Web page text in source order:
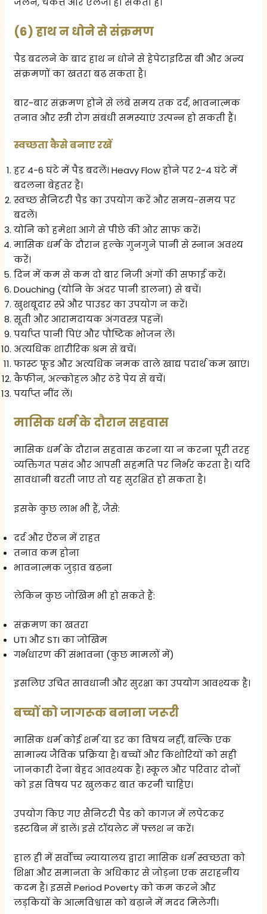
(6) हाथ न धोने से संक्रमण
पैड बदलने के बाद हाथ न धोने से हेपेटाइटिस बी और अन्य
संक्रमणों का खतरा बढ़ सकता है।
बार-बार संक्रमण होने से लंबे समय तक दर्द, भावनात्मक
तनाव और स्त्री रोग संबंधी समस्याएं उत्पन्न हो सकती हैं।
स्वच्छता कैसे बनाए रखें
हर 4-6 घंटे में पैड बदलें। Heavy Flow होने पर 2-4 घंटे में
बदलना बेहतर है।
स्वच्छ सैनिटरी पैड का उपयोग करें और समय-समय पर
बदलें।
योनि को हमेशा आगे से पीछे की ओर साफ करें।
मासिक धर्म के दौरान हल्के गुनगुने पानी से स्नान अवश्य
करें।
दिन में कम से कम दो बार निजी अंगों की सफाई करें।
Douching (योनि के अंदर पानी डालना) से बचें।
खुशबूदार स्प्रे और पाउडर का उपयोग न करें।
सूती और आरामदायक अंगवस्त्र पहनें।
पर्याप्त पानी पिएं और पौष्टिक भोजन लें।
अत्यधिक शारीरिक श्रम से बचें।
फास्ट फूड और अत्यधिक नमक वाले खाद्य पदार्थ कम खाएं।
कैफीन, अल्कोहल और ठंडे पेय से बचें।
पर्याप्त नींद लें।
मासिक धर्म के दौरान सहवास
मासिक धर्म के दौरान सहवास करना या न करना पूरी तरह
व्यक्तिगत पसंद और आपसी सहमति पर निर्भर करता है। यदि
सावधानी बरती जाए तो यह सुरक्षित हो सकता है।
इसके कुछ लाभ भी हैं, जैसे:
दर्द और ऐंठन में राहत
तनाव कम होना
भावनात्मक जुड़ाव बढ़ना
लेकिन कुछ जोखिम भी हो सकते हैं:
संक्रमण का खतरा
UTI और STI का जोखिम
गर्भधारण की संभावना (कुछ मामलों में)
इसलिए उचित सावधानी और सुरक्षा का उपयोग आवश्यक है।
बच्चों को जागरूक बनाना जरूरी
मासिक धर्म कोई शर्म या डर का विषय नहीं, बल्कि एक
सामान्य जैविक प्रक्रिया है। बच्चों और किशोरियों को सही
जानकारी देना बेहद आवश्यक है। स्कूल और परिवार दोनों
को इस विषय पर खुलकर बात करनी चाहिए।
उपयोग किए गए सैनिटरी पैड को कागज़ में लपेटकर
डस्टबिन में डालें। इसे टॉयलेट में फ्लश न करें।
हाल ही में सर्वोच्च न्यायालय द्वारा मासिक धर्म स्वच्छता को
शिक्षा और समानता के अधिकार से जोड़ना एक सराहनीय
कदम है। इससे Period Poverty को कम करने और
लड़कियों के आत्मविश्वास को बढ़ाने में मदद मिलेगी।